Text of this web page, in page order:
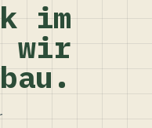
im
wir